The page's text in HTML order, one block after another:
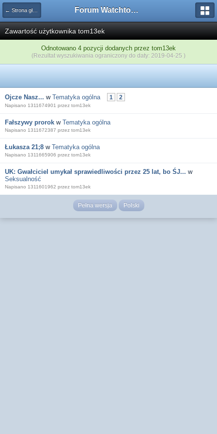
← Strona główna Forum Watchtower
Zawartość użytkownika tom13ek
Odnotowano 4 pozycji dodanych przez tom13ek
(Rezultat wyszukiwania ograniczony do daty: 2019-04-25 )
Ojcze Nasz... w Tematyka ogólna 1 2
Napisano 1311674901 przez tom13ek
Fałszywy prorok w Tematyka ogólna
Napisano 1311672387 przez tom13ek
Łukasza 21;8 w Tematyka ogólna
Napisano 1311665906 przez tom13ek
UK: Gwałciciel umykał sprawiedliwości przez 25 lat, bo ŚJ... w
Seksualność
Napisano 1311601962 przez tom13ek
Pełna wersja Polski